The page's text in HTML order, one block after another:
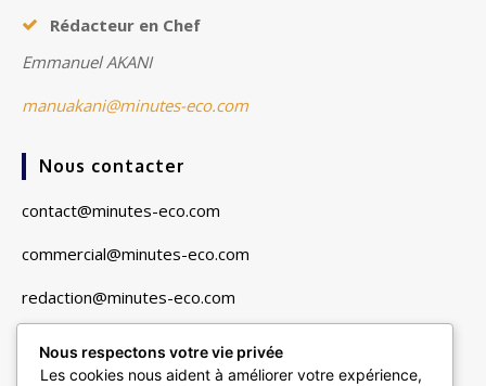
Rédacteur en Chef
Emmanuel AKANI
manuakani@minutes-eco.com
Nous contacter
contact@minutes-eco.com
commercial@minutes-eco.com
redaction@minutes-eco.com
Liens utiles
Nous respectons votre vie privée
Les cookies nous aident à améliorer votre expérience,